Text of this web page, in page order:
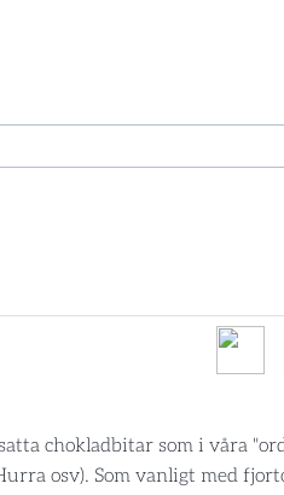
chokladbitar som i våra
osv). Som vanligt med